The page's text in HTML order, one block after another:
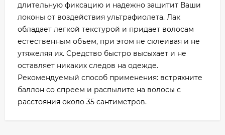
длительную фиксацию и надежно защитит Ваши
локоны от воздействия ультрафиолета. Лак
обладает легкой текстурой и придает волосам
естественным объем, при этом не склеивая и не
утяжеляя их. Средство быстро высыхает и не
оставляет никаких следов на одежде.
Рекомендуемый способ применения: встряхните
баллон со спреем и распылите на волосы с
расстояния около 35 сантиметров.